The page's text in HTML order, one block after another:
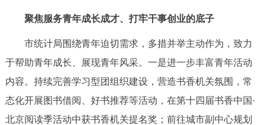
ITALIANO
回到顶部
聚焦服务青年成长成才、打牢干事创业的底子
市统计局围绕青年迫切需求，多措并举主动作为，致力
于帮助青年成长、展现青年风采。一是进一步丰富青年活动
内容。持续完善学习型团组织建设，营造书香机关氛围，常
态化开展图书借阅、好书推荐等活动，在第十四届书香中国·
北京阅读季活动中获书香机关提名奖；前往城市副中心规划